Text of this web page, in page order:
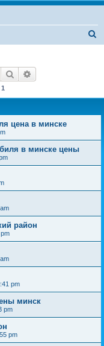
Buscar
1
цена в минске
в минске цены
район
pm
минск
pm
pm